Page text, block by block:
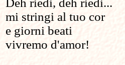
Deh riedi, deh riedi...
mi stringi al tuo cor
e giorni beati
vivremo d'amor!